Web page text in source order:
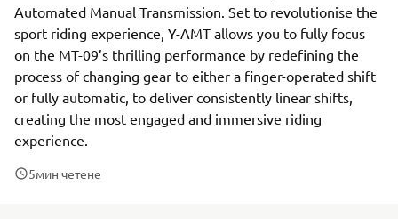
Automated Manual Transmission. Set to revolutionise the
sport riding experience, Y-AMT allows you to fully focus
on the MT-09’s thrilling performance by redefining the
process of changing gear to either a finger-operated shift
or fully automatic, to deliver consistently linear shifts,
creating the most engaged and immersive riding
experience.
5мин четене